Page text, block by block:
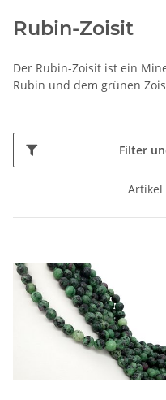
Rubin-Zoisit
Der Rubin-Zoisit ist ein
Rubin und dem grünen
Filter
Artikel